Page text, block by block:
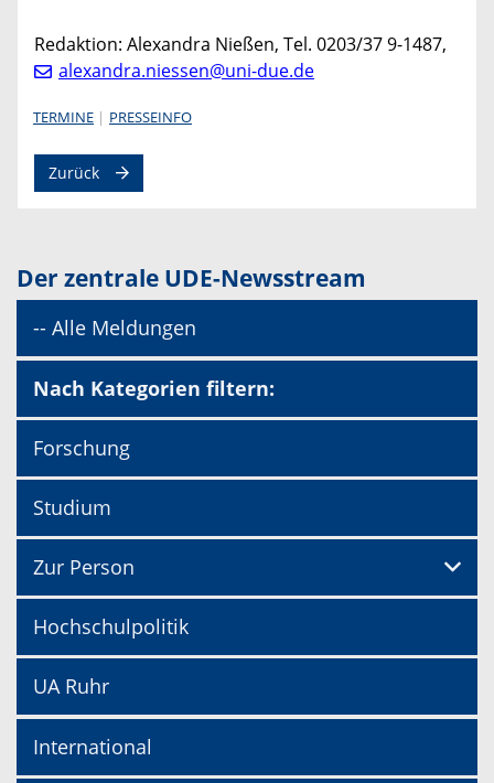
Redaktion: Alexandra Nießen, Tel. 0203/37 9-1487,
alexandra.niessen@uni-due.de
TERMINE PRESSEINFO
Zurück
Der zentrale UDE-Newsstream
-- Alle Meldungen
Nach Kategorien filtern:
Forschung
Studium
Zur Person
Hochschulpolitik
UA Ruhr
International